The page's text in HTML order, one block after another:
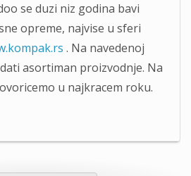
se duzi niz godina bavi
opreme, najvise u sferi
. Na navedenoj
asortiman proizvodnje. Na
u najkracem roku.